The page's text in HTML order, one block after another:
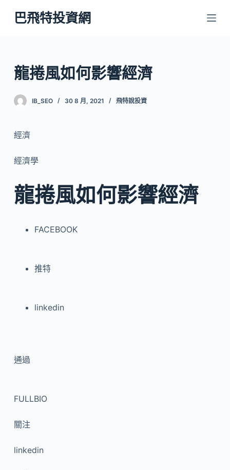
跳
至
內
容
巴飛特投資網
龍捲風如何影響經濟
IB_SEO 30 8 月, 2021 飛特說投資
經濟
經濟學
龍捲風如何影響經濟
FACEBOOK
推特
linkedin
通過
FULLBIO
關注
linkedin